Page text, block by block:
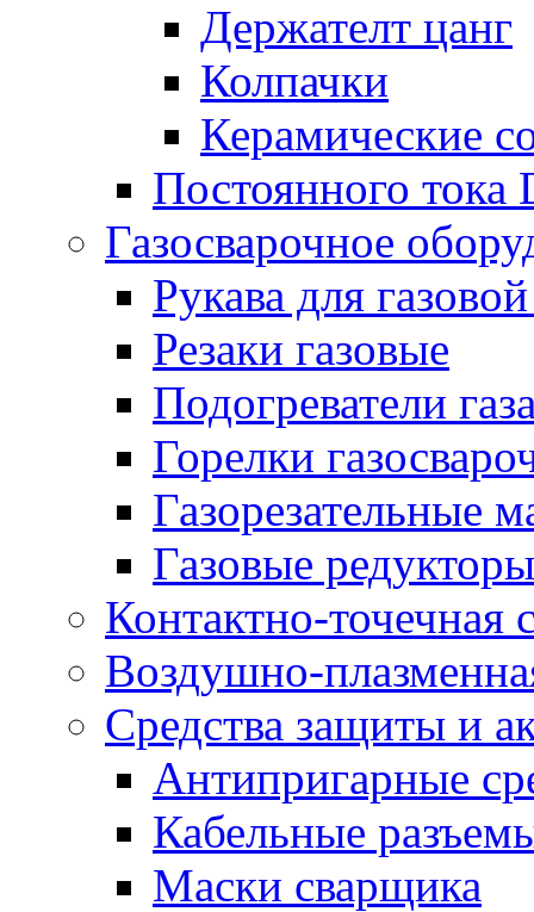
Держателт цанг
Колпачки
Керамические
Постоянного тока
Газосварочное
Рукава для
Резаки газовые
Подогреватели
Горелки
Газорезательные
Газовые редукторы
Контактно-точечная
Воздушно-
Средства защиты и
Антипригарные
Кабельные
Маски сварщика